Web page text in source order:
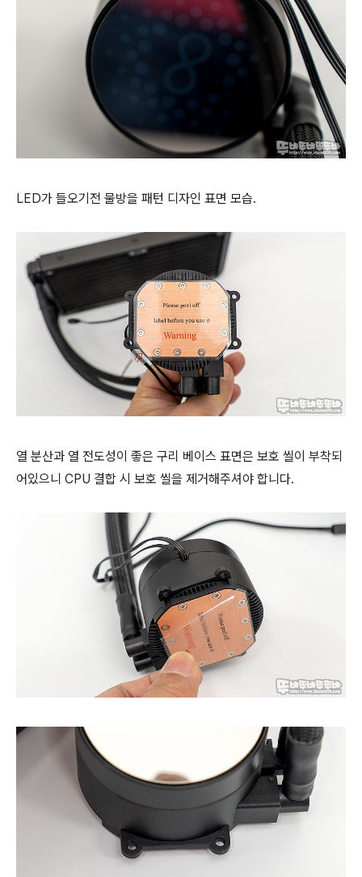
LED가 들오기전 물방을 패턴 디자인 표면 모습.
열 분산과 열 전도성이 좋은 구리 베이스 표면은 보호 씰이 부착되
어있으니 CPU 결합 시 보호 씰을 제거해주셔야 합니다.